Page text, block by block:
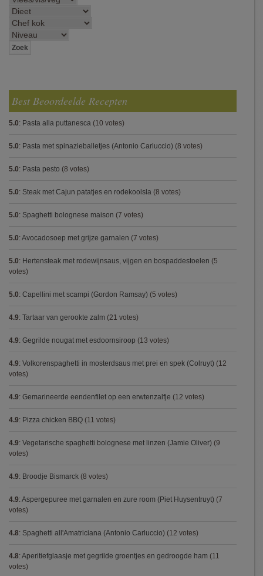
Best Beoordeelde Recepten
5.0: Pasta alla puttanesca (10 votes)
5.0: Pasta met spinazieballetjes (Antonio Carluccio) (8 votes)
5.0: Pasta pesto (8 votes)
5.0: Steak met Cajun patatjes en rodekoolsla (8 votes)
5.0: Spaghetti bolognese maison (7 votes)
5.0: Avocadosoep met grijze garnalen (7 votes)
5.0: Hertensteak met rodewijnsaus, vijgen en bospaddestoelen (5
votes)
5.0: Capellini met scampi (Gordon Ramsay) (5 votes)
4.9: Tartaar van gerookte zalm (21 votes)
4.9: Gegrilde nougat met esdoornsiroop (13 votes)
4.9: Volkorenspaghetti in mosterdsaus met prei en spek (Colruyt) (12
votes)
4.9: Gemarineerde eendenfilet op een erwtenzalfje (12 votes)
4.9: Pizza chicken BBQ (11 votes)
4.9: Vegetarische spaghetti bolognese met linzen (Jamie Oliver) (9
votes)
4.9: Broodje Bismarck (8 votes)
4.9: Aspergepuree met garnalen en zure room (Piet Huysentruyt) (7
votes)
4.8: Spaghetti all'Amatriciana (Antonio Carluccio) (12 votes)
4.8: Aperitiefglaasje met gegrilde groentjes en gedroogde ham (11
votes)